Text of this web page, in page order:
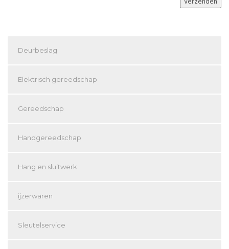
Deurbeslag
Elektrisch gereedschap
Gereedschap
Handgereedschap
Hang en sluitwerk
ijzerwaren
Sleutelservice